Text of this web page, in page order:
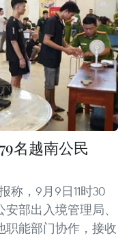
名越南公民
称，9月9日11时30
部出入境管理局、
职能部门协作，接收